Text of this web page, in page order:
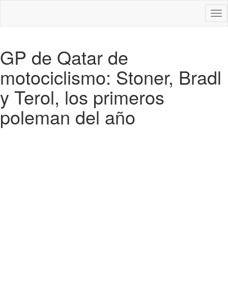
GP de Qatar de
motociclismo: Stoner, Bradl
y Terol, los primeros
poleman del año